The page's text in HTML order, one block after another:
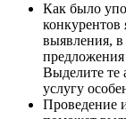
Как было
конкурентов
выявления, в
Выделите те
услугу
Проведение